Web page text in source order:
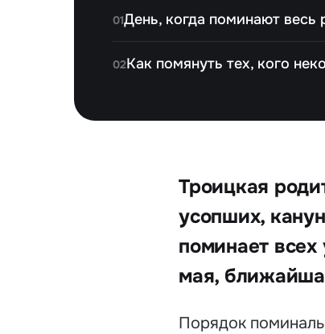
01День, когда поминают весь
02Как помянуть тех, кого
Троицкая
усопших,
поминает
мая,
Порядок